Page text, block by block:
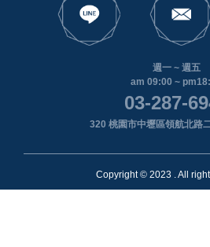
週一 ~ 週五
am 09:00 ~
03-287-
320 桃園市中壢區領航北路
Copyright © 2023 . All